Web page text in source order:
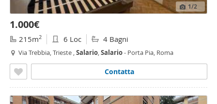
1/2
1.000€
215m2 6 Loc 4 Bagni
Via Trebbia, Trieste ,Salario,Salario- Porta Pia, Roma
Contatta